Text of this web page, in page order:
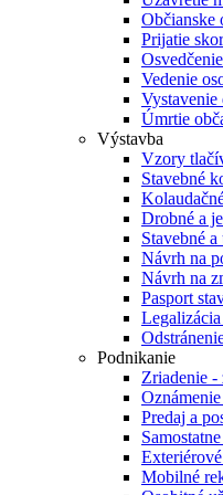
Občianske
Prijatie
Vedenie
Úmrtie
Výstavba
Vzory
Stavebné
Drobné a
Stavebné
Návrh na
Návrh na
Pasport
Podnikanie
Zriadenie -
Predaj a
Mobilné